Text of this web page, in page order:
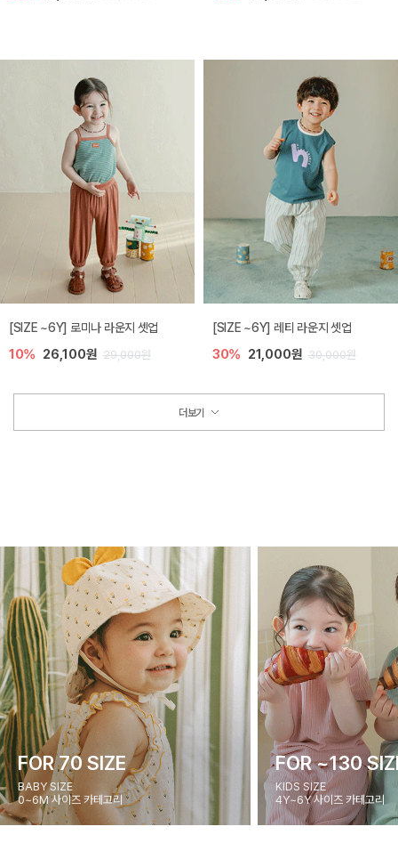
[SIZE ~6Y] 로미나 라운지 셋업
10% 26,100원 29,000원
[SIZE ~6Y] 레티 라운지 셋업
30% 21,000원 30,000원
더보기
FOR 70 SIZE
BABY SIZE
0~6M 사이즈 카테고리
FOR ~130
KIDS SIZE
4Y~6Y 사이즈 카테고리